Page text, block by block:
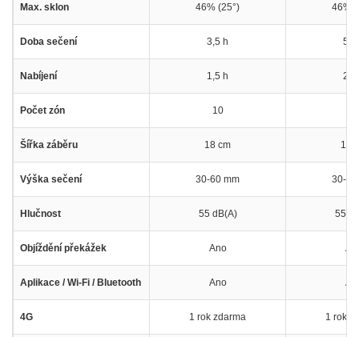
Max. sklon 46% (25°) 46%
Doba sečení 3,5 h 5,5
Nabíjení 1,5 h 2,5
Počet zón 10
Šířka záběru 18 cm 18
Výška sečení 30-60 mm 30-60
Hlučnost 55 dB(A) 55
Objíždění překážek Ano
Aplikace / Wi-Fi / Bluetooth Ano
4G 1 rok zdarma 1 rok